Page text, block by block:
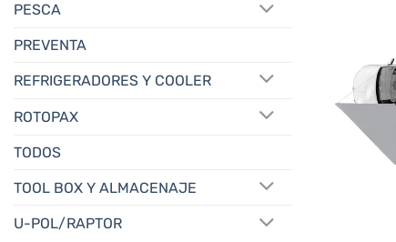
PESCA
PREVENTA
REFRIGERADORES Y COOLER
ROTOPAX
TODOS
TOOL BOX Y ALMACENAJE
U-POL/RAPTOR